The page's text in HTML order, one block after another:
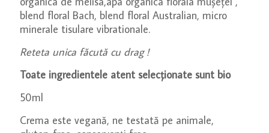
blend floral Bach, blend floral Australian, micro
minerale tisulare vibrationale.
Reteta unica făcută cu drag !
Toate ingredientele atent selecționate sunt bio
50ml
Crema este vegană, ne testată pe animale,